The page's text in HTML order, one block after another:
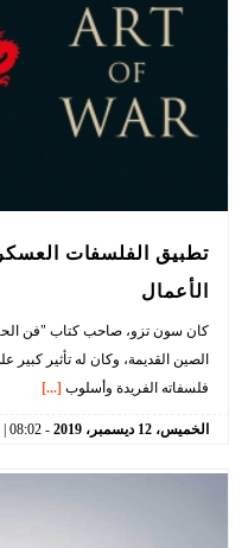
تطبيق الفلسفات
الأعمال
كان سون تزو، صاحب كتاب "فن
الصين القديمة، وكان له تأثير كبير
فلسفاته الفريدة وأسلوب [...]
الخميس، 12 ديسمبر، 2019
-
08:02
|